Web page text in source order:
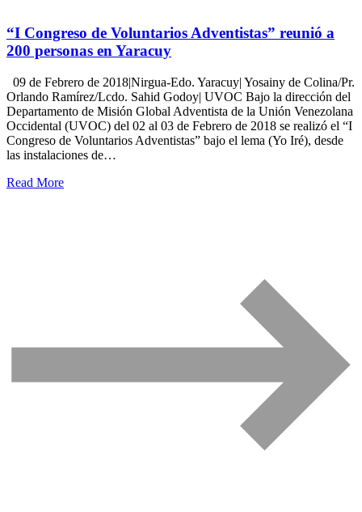
“I Congreso de Voluntarios Adventistas” reunió a
200 personas en Yaracuy
09 de Febrero de 2018|Nirgua-Edo. Yaracuy| Yosainy de Colina/Pr.
Orlando Ramírez/Lcdo. Sahid Godoy| UVOC Bajo la dirección del
Departamento de Misión Global Adventista de la Unión Venezolana
Occidental (UVOC) del 02 al 03 de Febrero de 2018 se realizó el “I
Congreso de Voluntarios Adventistas” bajo el lema (Yo Iré), desde
las instalaciones de…
Read More